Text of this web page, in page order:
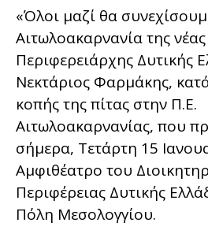
«Όλοι μαζί θα
Αιτωλοακαρνανία της
Περιφερειάρχης Δυτικής
Νεκτάριος Φαρμάκης,
κοπής της πίτας στην Π.Ε.
Αιτωλοακαρνανίας, που
σήμερα, Τετάρτη 15
Αμφιθέατρο του
Περιφέρειας Δυτικής
Πόλη Μεσολογγίου.